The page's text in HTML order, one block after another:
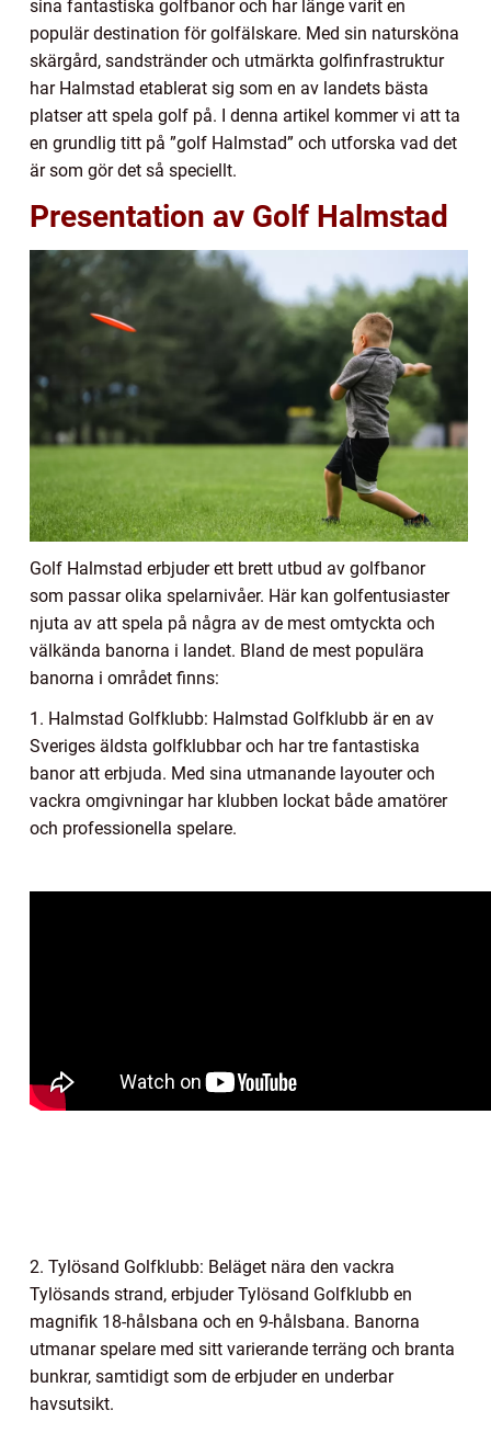
sina fantastiska golfbanor och har länge varit en
populär destination för golfälskare. Med sin natursköna
skärgård, sandstränder och utmärkta golfinfrastruktur
har Halmstad etablerat sig som en av landets bästa
platser att spela golf på. I denna artikel kommer vi att ta
en grundlig titt på ”golf Halmstad” och utforska vad det
är som gör det så speciellt.
Presentation av Golf Halmstad
Golf Halmstad erbjuder ett brett utbud av golfbanor
som passar olika spelarnivåer. Här kan golfentusiaster
njuta av att spela på några av de mest omtyckta och
välkända banorna i landet. Bland de mest populära
banorna i området finns:
1. Halmstad Golfklubb: Halmstad Golfklubb är en av
Sveriges äldsta golfklubbar och har tre fantastiska
banor att erbjuda. Med sina utmanande layouter och
vackra omgivningar har klubben lockat både amatörer
och professionella spelare.
2. Tylösand Golfklubb: Beläget nära den vackra
Tylösands strand, erbjuder Tylösand Golfklubb en
magnifik 18-hålsbana och en 9-hålsbana. Banorna
utmanar spelare med sitt varierande terräng och branta
bunkrar, samtidigt som de erbjuder en underbar
havsutsikt.